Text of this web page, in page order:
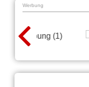
Werbung